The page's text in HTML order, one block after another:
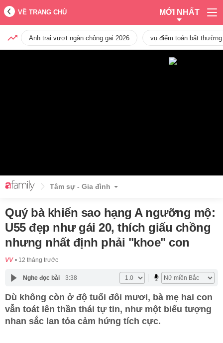
VỀ TRANG CHỦ MỚI NHẤT
Anh trai vượt ngàn chông gai 2026 vụ điểm toán bất
Tâm sự - Gia đình
Quý bà khiến sao hạng A ngưỡng mộ:
U55 đẹp như gái 20, thích giấu chồng
nhưng nhất định phải "khoe" con
VV 12 tháng trước
Nghe đọc bài 3:38
Dù không còn ở độ tuổi đôi mươi, bà mẹ hai con
vẫn toát lên thần thái tự tin, như một biểu tượng
nhan sắc lan tỏa cảm hứng tích cực.